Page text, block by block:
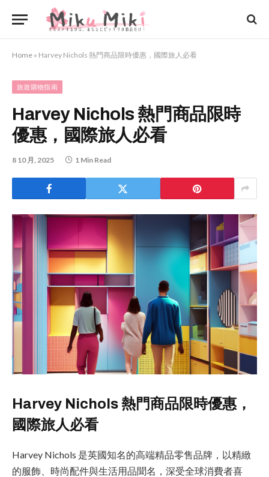
Home » Harvey Nichols 熱門商品限時優惠，國際旅人必看
旅遊購物指南
Harvey Nichols 熱門商品限時
優惠，國際旅人必看
8 10 月, 2025 1 Min Read
Harvey Nichols 熱門商品限時優惠，
國際旅人必看
Harvey Nichols 是英國知名的高端精品零售品牌，以精緻
的服飾、時尚配件與生活用品聞名，深受全球消費者喜